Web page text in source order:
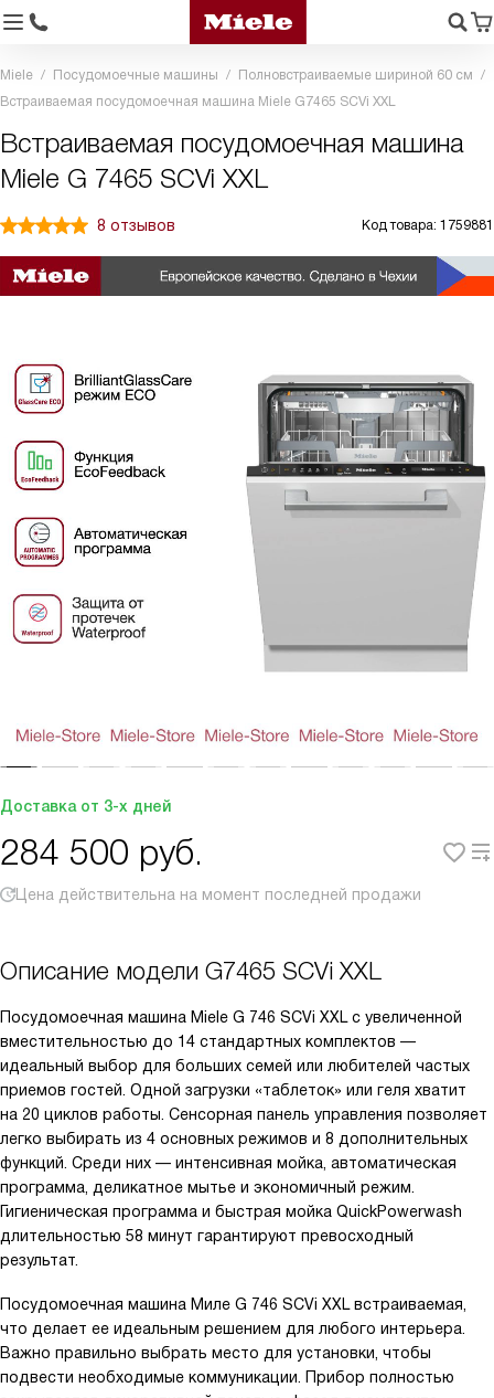
Miele Посудомоечные машины
Полновстраиваемые шириной 60 см
Встраиваемая посудомоечная машина Miele G7465 SCVi XXL
Встраиваемая посудомоечная машина
Miele G 7465 SCVi XXL
8 отзывов Код товара: 1759881
Доставка от 3-х дней
284 500 руб.
Цена действительна на момент последней продажи
Описание модели G7465 SCVi XXL
Посудомоечная машина Miele G 746 SCVi XXL с увеличенной
вместительностью до 14 стандартных комплектов —
идеальный выбор для больших семей или любителей частых
приемов гостей. Одной загрузки «таблеток» или геля хватит
на 20 циклов работы. Сенсорная панель управления позволяет
легко выбирать из 4 основных режимов и 8 дополнительных
функций. Среди них — интенсивная мойка, автоматическая
программа, деликатное мытье и экономичный режим.
Гигиеническая программа и быстрая мойка QuickPowerwash
длительностью 58 минут гарантируют превосходный
результат.
Посудомоечная машина Миле G 746 SCVi XXL встраиваемая,
что делает ее идеальным решением для любого интерьера.
Важно правильно выбрать место для установки, чтобы
подвести необходимые коммуникации. Прибор полностью